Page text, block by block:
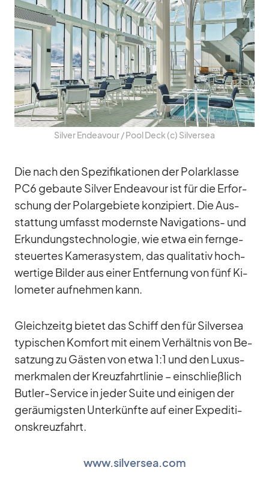
Sil­ver En­dea­vour /​ Pool Deck (c) Sil­ver­sea
Die nach den Spe­zi­fi­ka­tio­nen der Po­lar­klasse
PC6 ge­baute Sil­ver En­dea­vour ist für die Er­for­
schung der Po­lar­ge­biete kon­zi­piert. Die Aus­
stat­tung um­fasst mo­dernste Na­vi­ga­ti­ons- und
Er­kun­dungs­tech­no­lo­gie, wie etwa ein fern­ge­
steu­er­tes Ka­me­ra­sys­tem, das qua­li­ta­tiv hoch­
wer­tige Bil­der aus ei­ner Ent­fer­nung von fünf Ki­
lo­me­ter auf­neh­men kann.
Gleich­zeitg bie­tet das Schiff den für Sil­ver­sea
ty­pi­schen Kom­fort mit ei­nem Ver­hält­nis von Be­
sat­zung zu Gäs­ten von etwa 1:1 und den Lu­xus­
merk­ma­len der Kreuz­fahrt­li­nie – ein­schließ­lich
But­ler-Ser­vice in je­der Suite und ei­ni­gen der
ge­räu­migs­ten Un­ter­künfte auf ei­ner Ex­pe­di­ti­
ons­kreuz­fahrt.
www.silversea.com